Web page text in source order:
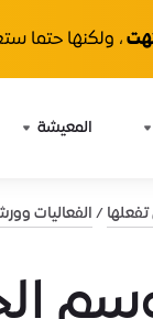
، ولكنها حتما
المعيشة
الفعاليات